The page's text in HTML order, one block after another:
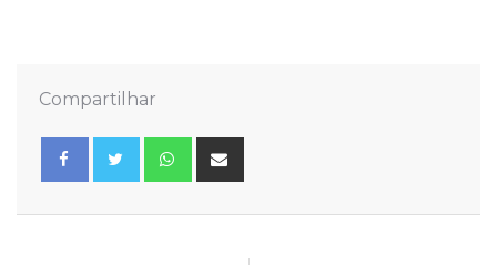
Compartilhar
Whatsapp